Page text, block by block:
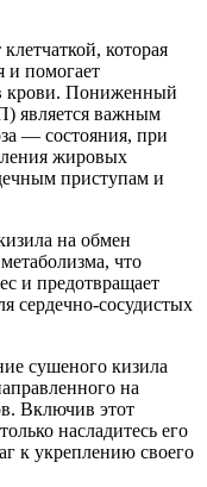
которая
и помогает
крови. Пониженный
является важным
— состояния, при
жировых
приступам и
на обмен
что
и предотвращает
сердечно-сосудистых
сушеного кизила
на
Включив этот
насладитесь его
к укреплению своего